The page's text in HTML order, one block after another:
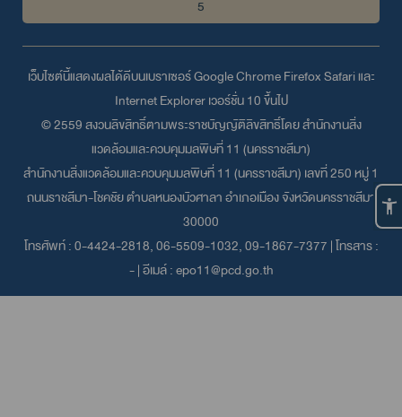
5
เว็บไซต์นี้แสดงผลได้ดีบนเบราเซอร์Google ChromeFirefoxSafariและ
Internet Explorerเวอร์ชั่น 10 ขึ้นไป
© 2559 สงวนลิขสิทธิ์ตามพระราชบัญญัติลิขสิทธิ์โดย สำนักงานสิ่ง
แวดล้อมและควบคุมมลพิษที่ 11 (นครราชสีมา)
สำนักงานสิ่งแวดล้อมและควบคุมมลพิษที่ 11 (นครราชสีมา) เลขที่ 250 หมู่ 1
ถนนราชสีมา-โชคชัย ตำบลหนองบัวศาลา อำเภอเมือง จังหวัดนครราชสีมา
30000
โทรศัพท์ :0-4424-2818, 06-5509-1032, 09-1867-7377 | โทรสาร :
- | อีเมล์ :epo11@pcd.go.th